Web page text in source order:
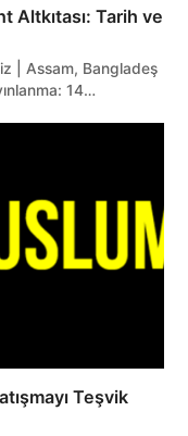
Altkıtası: Tarih ve
| Assam, Bangladeş
14…
Teşvik